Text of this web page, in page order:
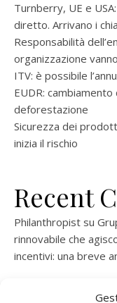
Turnberry, UE e
diretto. Arrivano i
Responsabilità
organizzazione
ITV: è possibile
EUDR:
deforestazione
Sicurezza dei
inizia il rischio
Recent
Philanthropist su
rinnovabile che
incentivi: una breve
rinnovabile che